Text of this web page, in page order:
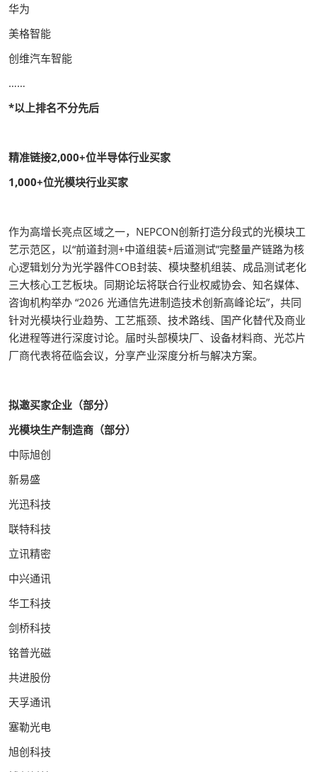
华为
美格智能
创维汽车智能
……
*以上排名不分先后
精准链接2,000+位半导体行业买家
1,000+位光模块行业买家
作为高增长亮点区域之一，NEPCON创新打造分段式的光模块工
艺示范区，以“前道封测+中道组装+后道测试”完整量产链路为核
心逻辑划分为光学器件COB封装、模块整机组装、成品测试老化
三大核心工艺板块。同期论坛将联合行业权威协会、知名媒体、
咨询机构举办 “2026 光通信先进制造技术创新高峰论坛”，共同
针对光模块行业趋势、工艺瓶颈、技术路线、国产化替代及商业
化进程等进行深度讨论。届时头部模块厂、设备材料商、光芯片
厂商代表将莅临会议，分享产业深度分析与解决方案。
拟邀买家企业（部分）
光模块生产制造商（部分）
中际旭创
新易盛
光迅科技
联特科技
立讯精密
中兴通讯
华工科技
剑桥科技
铭普光磁
共进股份
天孚通讯
塞勒光电
旭创科技